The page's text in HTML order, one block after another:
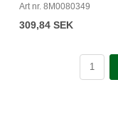
Art nr. 8M0080349
309,84 SEK